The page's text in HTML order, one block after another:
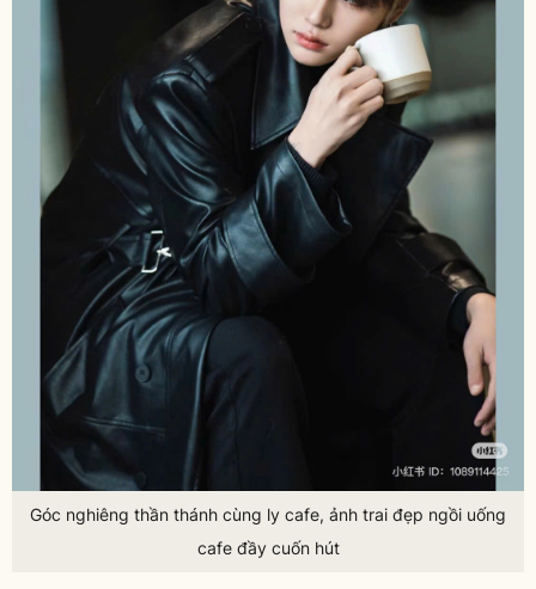
Góc nghiêng thần thánh cùng ly cafe, ảnh trai đẹp ngồi uống
cafeđầy cuốn hút